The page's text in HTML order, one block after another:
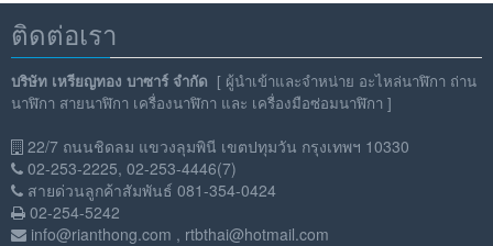
ติดต่อเรา
บริษัท เหรียญทอง บาซาร์ จำกัด [ ผู้นำเข้าและจำหน่าย อะไหล่นาฬิกา ถ่าน
นาฬิกา สายนาฬิกา เครื่องนาฬิกา และ เครื่องมือซ่อมนาฬิกา ]
22/7 ถนนชิดลม แขวงลุมพินี เขตปทุมวัน กรุงเทพฯ 10330
02-253-2225, 02-253-4446(7)
สายด่วนลูกค้าสัมพันธ์ 081-354-0424
02-254-5242
info@rianthong.com , rtbthai@hotmail.com